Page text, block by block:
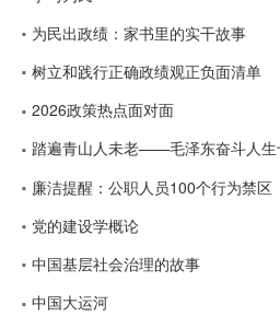
为民出政绩：家书里的实干故事
树立和践行正确政绩观正负面清单
2026政策热点面对面
踏遍青山人未老——毛泽东奋斗人生
廉洁提醒：公职人员100个行为禁区
党的建设学概论
中国基层社会治理的故事
中国大运河